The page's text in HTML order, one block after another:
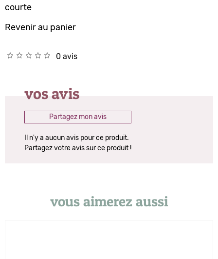
courte
Revenir au panier
0 avis
vos avis
Partagez mon avis
Il n'y a aucun avis pour ce produit.
Partagez votre avis sur ce produit !
vous aimerez aussi